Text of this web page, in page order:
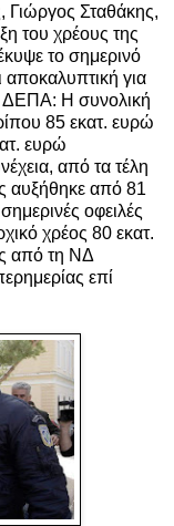
Γιώργος Σταθάκης,
του χρέους της
το σημερινό
αποκαλυπτική για
ΔΕΠΑ: Η συνολική
85 εκατ. ευρώ
ευρώ
από τα τέλη
αυξήθηκε από 81
οφειλές
χρέος 80 εκατ.
από τη ΝΔ
επί